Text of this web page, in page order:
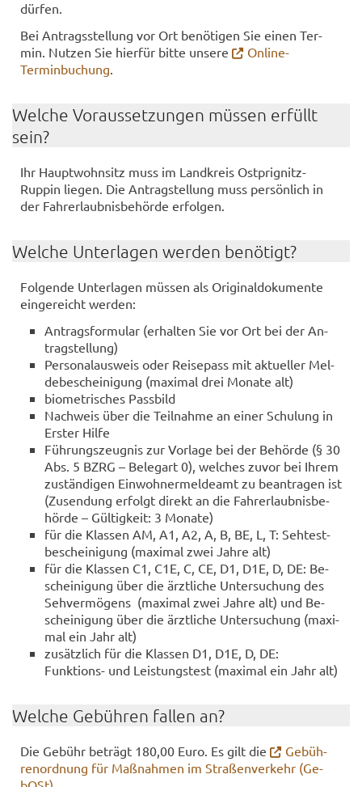
dür­fen.
Bei An­trags­stel­lung vor Ort be­nö­ti­gen Sie einen Ter­
min. Nut­zen Sie hier­für bitte un­se­re
Online-​
Terminbuchung.
Wel­che Vor­aus­set­zun­gen müs­sen er­füllt
sein?
Ihr Haupt­wohn­sitz muss im Land­kreis Ostprignitz-​
Ruppin lie­gen. Die An­trag­stel­lung muss per­sön­lich in
der Fahr­erlaub­nis­be­hör­de er­fol­gen.
Wel­che Un­ter­la­gen wer­den be­nö­tigt?
Fol­gen­de Un­ter­la­gen müs­sen als Ori­gi­nal­do­ku­men­te
ein­ge­reicht wer­den:
An­trags­for­mu­lar (er­hal­ten Sie vor Ort bei der An­
trag­stel­lung)
Per­so­nal­aus­weis oder Rei­se­pass mit ak­tu­el­ler Mel­
de­be­schei­ni­gung (ma­xi­mal drei Mo­na­te alt)
bio­me­tri­sches Pass­bild
Nach­weis über die Teil­nah­me an einer Schu­lung in
Ers­ter Hilfe
Füh­rungs­zeug­nis zur Vor­la­ge bei der Be­hör­de (§ 30
Abs. 5 BZRG – Be­legart 0), wel­ches zuvor bei Ihrem
zu­stän­di­gen Ein­woh­ner­mel­de­amt zu be­an­tra­gen ist
(Zu­sen­dung er­folgt di­rekt an die Fahr­erlaub­nis­be­
hör­de – Gül­tig­keit: 3 Mo­na­te)
für die Klas­sen AM, A1, A2, A, B, BE, L, T: Seh­test­
be­schei­ni­gung (ma­xi­mal zwei Jahre alt)
für die Klas­sen C1, C1E, C, CE, D1, D1E, D, DE: Be­
schei­ni­gung über die ärzt­li­che Un­ter­su­chung des
Seh­ver­mö­gens (ma­xi­mal zwei Jahre alt) und Be­
schei­ni­gung über die ärzt­li­che Un­ter­su­chung (ma­xi­
mal ein Jahr alt)
zu­sätz­lich für die Klas­sen D1, D1E, D, DE:
Funktions-​ und Leis­tungs­test (ma­xi­mal ein Jahr alt)
Wel­che Ge­büh­ren fal­len an?
Die Ge­bühr be­trägt 180,00 Euro. Es gilt die
Ge­büh­
ren­ord­nung für Maß­nah­men im Stra­ßen­ver­kehr (Ge­